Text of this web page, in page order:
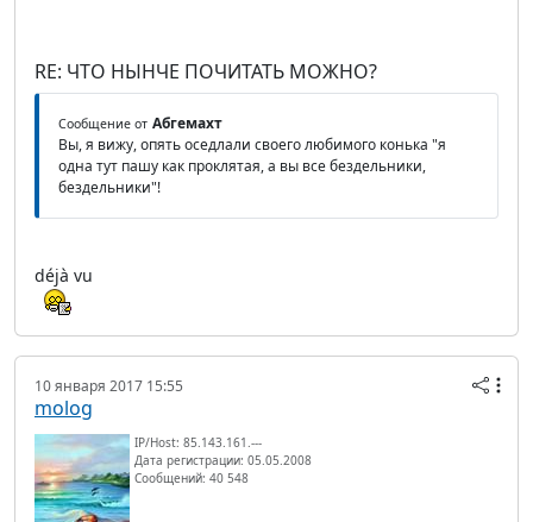
RE: ЧТО НЫНЧЕ ПОЧИТАТЬ МОЖНО?
Сообщение от Абгемахт
Вы, я вижу, опять оседлали своего любимого конька "я
одна тут пашу как проклятая, а вы все бездельники,
бездельники"!
déjà vu
10 января 2017 15:55
molog
IP/Host: 85.143.161.---
Дата регистрации: 05.05.2008
Сообщений: 40 548